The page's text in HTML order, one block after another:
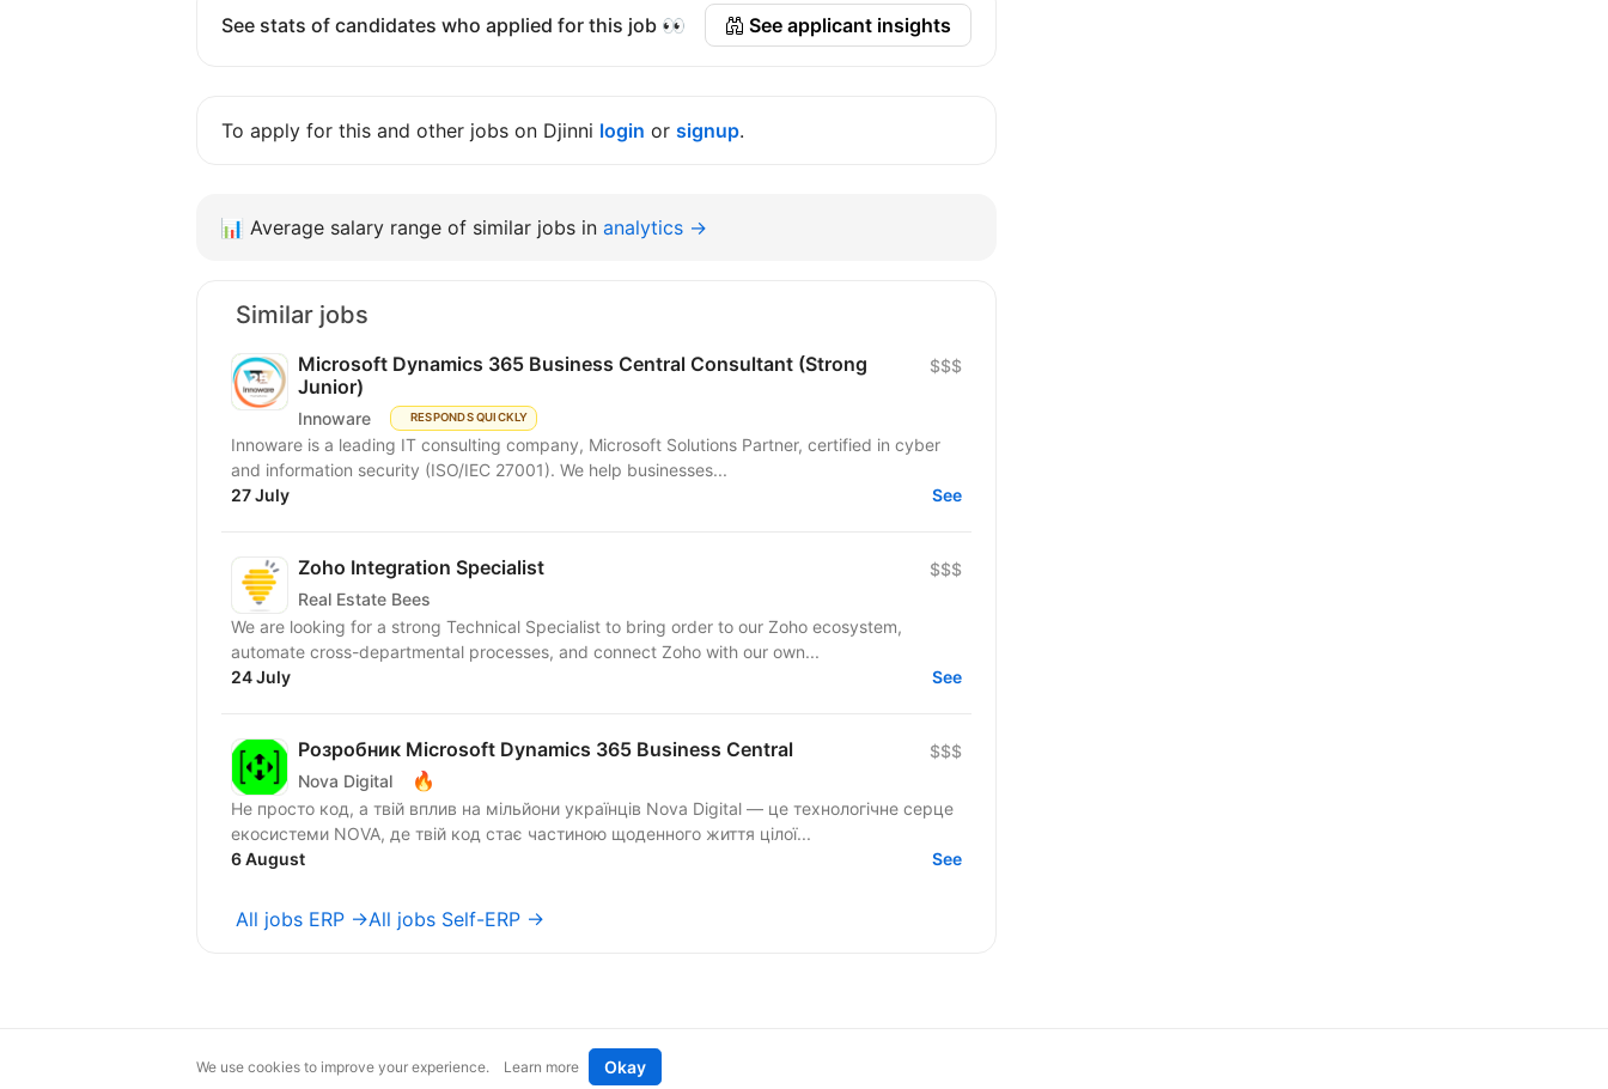
See stats of candidates who applied for this job 👀 See applicant insights
To apply for this and other jobs on Djinni login or signup.
📊 Average salary range of similar jobs in analytics →
Similar jobs
Microsoft Dynamics 365 Business Central Consultant (Strong
Junior)
Innoware RESPONDS QUICKLY
$$$
Innoware is a leading IT consulting company, Microsoft Solutions Partner, certified in cyber
and information security (ISO/IEC 27001). We help businesses...
27 July
See
Zoho Integration Specialist
Real Estate Bees
$$$
We are looking for a strong Technical Specialist to bring order to our Zoho ecosystem,
automate cross-departmental processes, and connect Zoho with our own...
24 July
See
Розробник Microsoft Dynamics 365 Business Central
Nova Digital 🔥
$$$
Не просто код, а твій вплив на мільйони українців Nova Digital — це технологічне серце
екосистеми NOVA, де твій код стає частиною щоденного життя цілої...
6 August
See
All jobs ERP →All jobs Self-ERP →
magic@djinni.co Terms of Use Suggest an idea Remote tech jobs in Europe
We use cookies to improve your experience. Learn more Okay